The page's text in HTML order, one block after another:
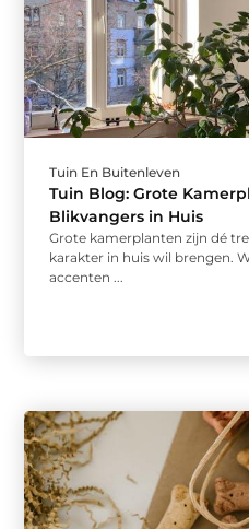
Tuin En Buitenleven
Tuin Blog: Grote
Blikvangers in Huis
Grote kamerplanten zijn dé
karakter in huis wil brengen.
accenten ...